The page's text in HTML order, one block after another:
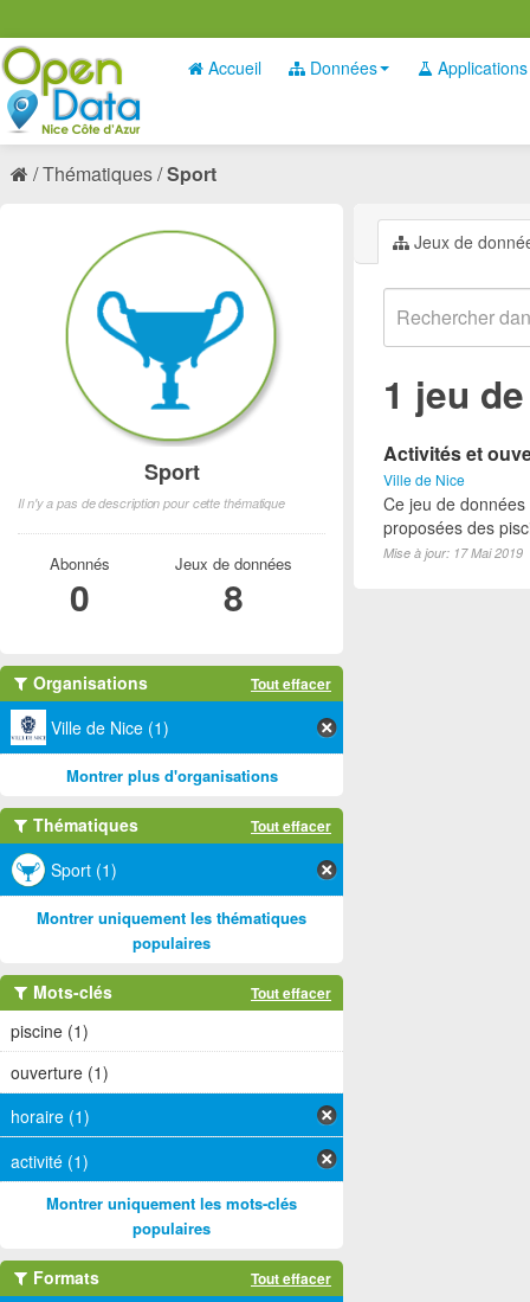
Accueil Données Applications
Thématiques Sport
Jeux de
1 jeu
Activités et
Ville de Nice
Ce jeu de
proposées des
Mise à jour: 17 Mai 2019
Sport
Il n'y a pas de description pour cette thématique
Abonnés
0
Jeux de données
8
Organisations Tout effacer
Ville de Nice (1)
Montrer plus d'organisations
Thématiques Tout effacer
Sport (1)
Montrer uniquement les thématiques
populaires
Mots-clés Tout effacer
piscine (1)
ouverture (1)
horaire (1)
activité (1)
Montrer uniquement les mots-clés
populaires
Formats Tout effacer